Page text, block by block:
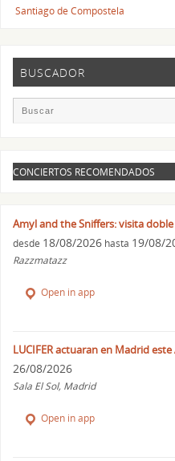
Santiago de Compostela
BUSCADOR
CONCIERTOS RECOMENDADOS
Amyl and the Sniffers: visita
desde 18/08/2026 hasta 19/08/
Razzmatazz
Open in app
LUCIFER actuaran en Madrid
26/08/2026
Sala El Sol, Madrid
Open in app